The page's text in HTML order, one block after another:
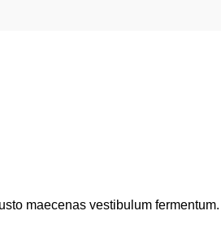
maecenas vestibulum fermentum.